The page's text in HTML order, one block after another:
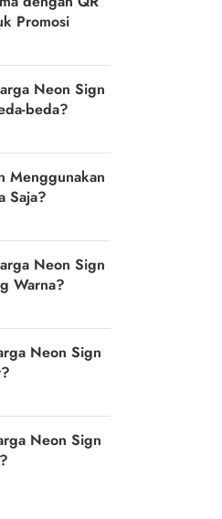
Promosi
Neon Sign
beda?
Menggunakan
Saja?
Neon Sign
Warna?
Neon Sign
Neon Sign